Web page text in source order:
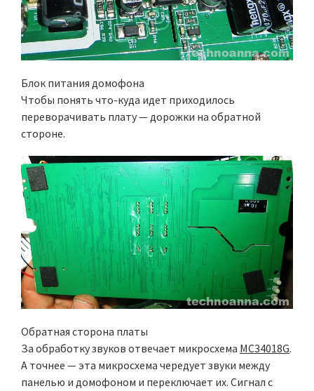
Блок питания домофона
Чтобы понять что-куда идет приходилось
переворачивать плату — дорожки на обратной
стороне.
Обратная сторона платы
За обработку звуков отвечает микросхема MC34018G.
А точнее — эта микросхема чередует звуки между
панелью и домофоном и переключает их. Сигнал с